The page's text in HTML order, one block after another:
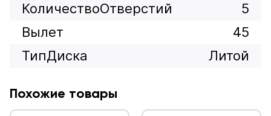
КоличествоОтверстий
5
Вылет
45
ТипДиска
Литой
Похожие товары